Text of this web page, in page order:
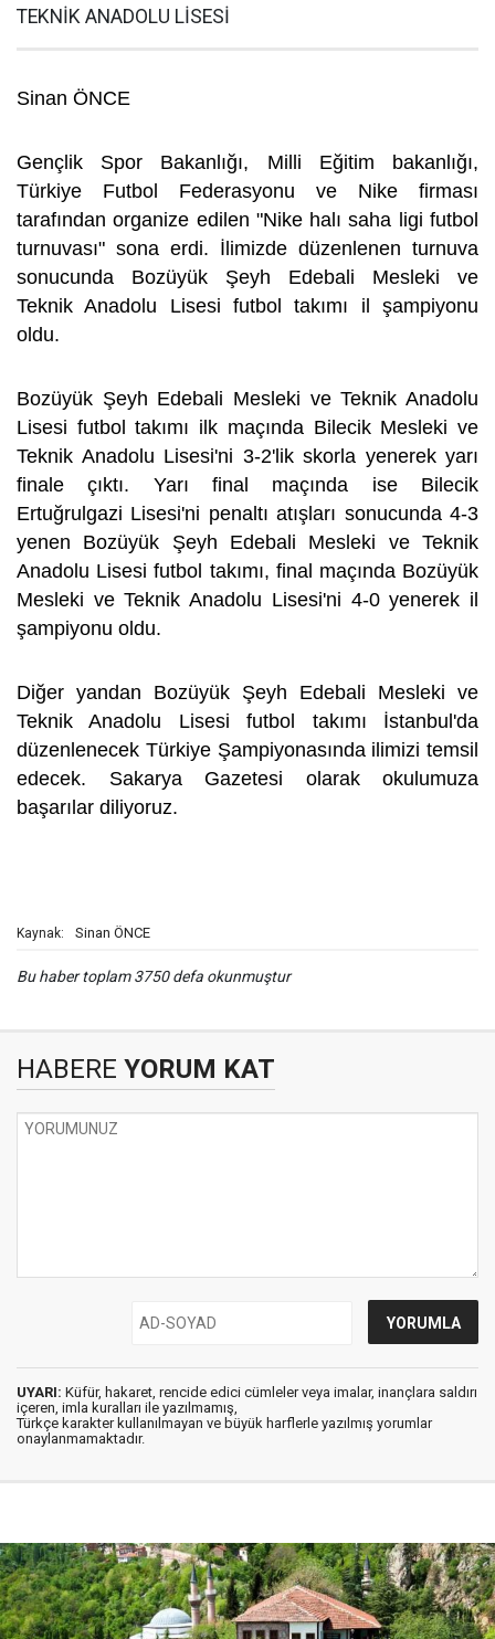
TEKNİK ANADOLU LİSESİ
Sinan ÖNCE
Gençlik Spor Bakanlığı, Milli Eğitim bakanlığı,
Türkiye Futbol Federasyonu ve Nike firması
tarafından organize edilen "Nike halı saha ligi futbol
turnuvası" sona erdi. İlimizde düzenlenen turnuva
sonucunda Bozüyük Şeyh Edebali Mesleki ve
Teknik Anadolu Lisesi futbol takımı il şampiyonu
oldu.
Bozüyük Şeyh Edebali Mesleki ve Teknik Anadolu
Lisesi futbol takımı ilk maçında Bilecik Mesleki ve
Teknik Anadolu Lisesi'ni 3-2'lik skorla yenerek yarı
finale çıktı. Yarı final maçında ise Bilecik
Ertuğrulgazi Lisesi'ni penaltı atışları sonucunda 4-3
yenen Bozüyük Şeyh Edebali Mesleki ve Teknik
Anadolu Lisesi futbol takımı, final maçında Bozüyük
Mesleki ve Teknik Anadolu Lisesi'ni 4-0 yenerek il
şampiyonu oldu.
Diğer yandan Bozüyük Şeyh Edebali Mesleki ve
Teknik Anadolu Lisesi futbol takımı İstanbul'da
düzenlenecek Türkiye Şampiyonasında ilimizi temsil
edecek. Sakarya Gazetesi olarak okulumuza
başarılar diliyoruz.
Kaynak: Sinan ÖNCE
Bu haber toplam 3750 defa okunmuştur
HABERE YORUM KAT
UYARI: Küfür, hakaret, rencide edici cümleler veya imalar, inançlara saldırı
içeren, imla kuralları ile yazılmamış,
Türkçe karakter kullanılmayan ve büyük harflerle yazılmış yorumlar
onaylanmamaktadır.